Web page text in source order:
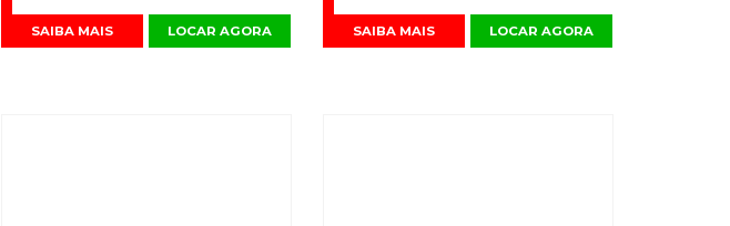
SAIBA MAIS LOCAR AGORA SAIBA MAIS LOCAR AGORA